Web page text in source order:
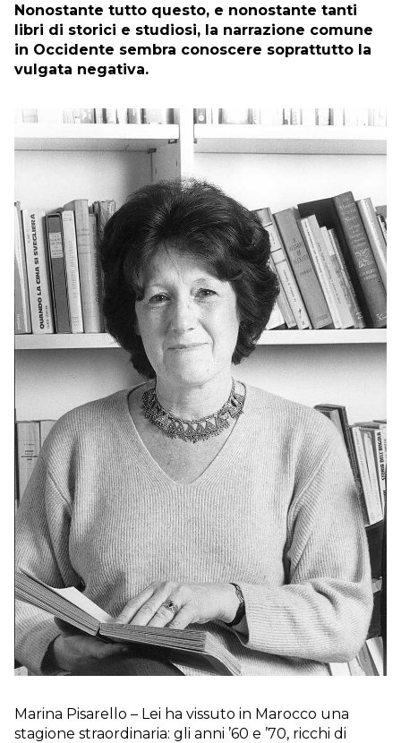
Nonostante tutto questo, e nonostante tanti
libri di storici e studiosi, la narrazione comune
in Occidente sembra conoscere soprattutto la
vulgata negativa.
Marina Pisarello – Lei ha vissuto in Marocco una
stagione straordinaria: gli anni ’60 e ’70, ricchi di